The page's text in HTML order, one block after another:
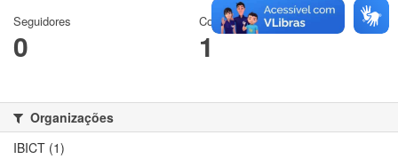
Seguidores
0
Conjuntos de dados
1
Organizações
IBICT (1)